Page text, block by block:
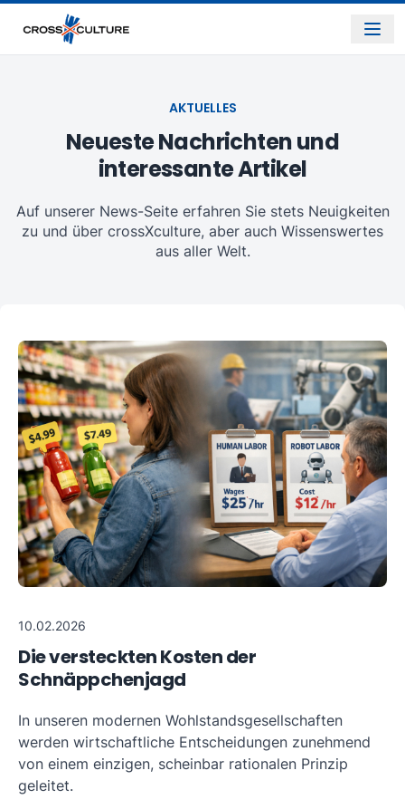
AKTUELLES
Neueste Nachrichten und
interessante Artikel
Auf unserer News-Seite erfahren Sie stets Neuigkeiten
zu und über crossXculture, aber auch Wissenswertes
aus aller Welt.
10.02.2026
Die versteckten Kosten der
Schnäppchenjagd
In unseren modernen Wohlstandsgesellschaften
werden wirtschaftliche Entscheidungen zunehmend
von einem einzigen, scheinbar rationalen Prinzip
geleitet.